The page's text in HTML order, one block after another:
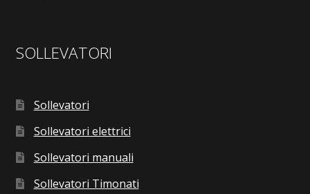
SOLLEVATORI
Sollevatori
Sollevatori elettrici
Sollevatori manuali
Sollevatori Timonati